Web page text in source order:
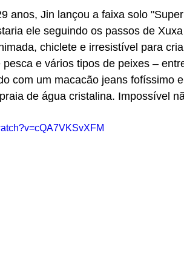
anos, Jin lançou a faixa solo
ele seguindo os passos de
chiclete e irresistível para
e vários tipos de peixes –
com um macacão jeans fofíssimo
de água cristalina. Impossível